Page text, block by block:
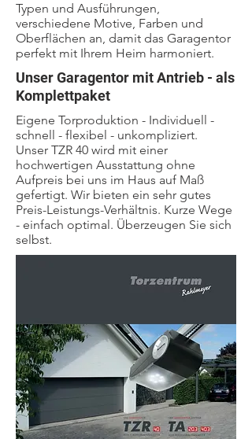
Typen und Ausführungen,
verschiedene Motive, Farben und
Oberflächen an, damit das Garagentor
perfekt mit Ihrem Heim harmoniert.
Unser Garagentor mit Antrieb - als
Komplettpaket
Eigene Torproduktion - Individuell -
schnell - flexibel - unkompliziert.
Unser TZR 40 wird mit einer
hochwertigen Ausstattung ohne
Aufpreis bei uns im Haus auf Maß
gefertigt. Wir bieten ein sehr gutes
Preis-Leistungs-Verhältnis. Kurze Wege
- einfach optimal. Überzeugen Sie sich
selbst.